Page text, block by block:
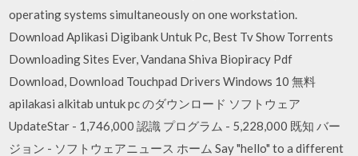
operating systems simultaneously on one workstation.
Download Aplikasi Digibank Untuk Pc, Best Tv Show Torrents
Downloading Sites Ever, Vandana Shiva Biopiracy Pdf
Download, Download Touchpad Drivers Windows 10 無料
apilakasi alkitab untuk pc のダウンロード ソフトウェア
UpdateStar - 1,746,000 認識 プログラム - 5,228,000 既知 バー
ジョン - ソフトウェアニュース ホーム Say "hello" to a different